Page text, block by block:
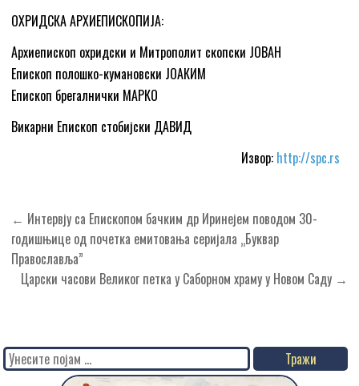
ОХРИДСКА АРХИЕПИСКОПИЈА:
Архиепископ охридски и Митрополит скопски ЈОВАН
Епископ полошко-кумановски ЈОАКИМ
Епископ брегалнички МАРКО
Викарни Епископ стобијски ДАВИД
Извор:http://spc.rs
Кретање
чланка
← Интервју са Епископом бачким др Иринејем поводом 30-
годишњице од почетка емитовања серијала „Буквар
Православља”
Царски часови Великог петка у Саборном храму у Новом Саду →
Search
for: